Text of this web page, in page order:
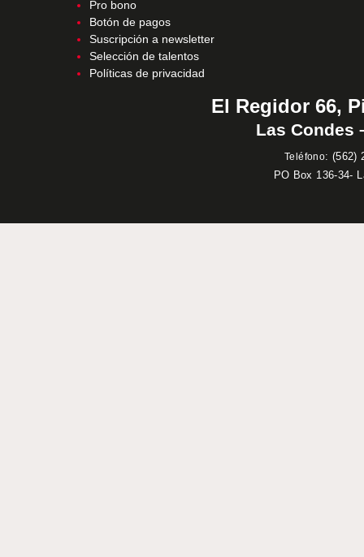
Pro bono
Botón de pagos
Suscripción a newsletter
Selección de talentos
Políticas de privacidad
El Regidor 66,
Las Condes
Teléfono: (562)
PO Box 136-34-